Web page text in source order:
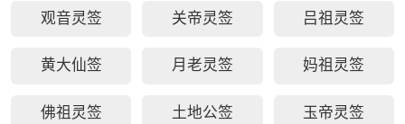
观音灵签 关帝灵签 吕祖灵签
黄大仙签 月老灵签 妈祖灵签
佛祖灵签 土地公签 玉帝灵签